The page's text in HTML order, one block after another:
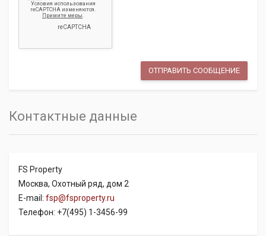
Контактные данные
FS Property
Москва, Охотный ряд, дом 2
E-mail: fsp@fsproperty.ru
Телефон: +7(495) 1-3456-99